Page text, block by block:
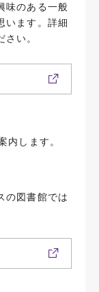
味のある一般
います。詳細
い。
内します。
の図書館では